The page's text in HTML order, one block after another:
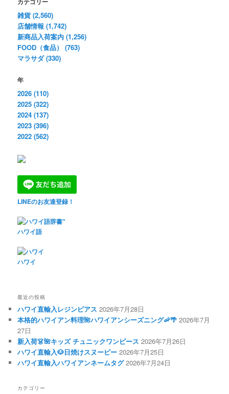
雑貨 (2,560)
店舗情報 (1,742)
新商品入荷案内 (1,256)
FOOD（食品） (763)
マラサダ (330)
年
2026 (110)
2025 (322)
2024 (137)
2023 (396)
2022 (562)
LINEのお友達登録！
ハワイ語
ハワイ
最近の投稿
ハワイ直輸入レジンピアス 2026年7月28日
本格的ハワイアン料理🌺ハワイアンシーズニング🦐🌴 2026年7月
27日
新入荷👗🌺キッズ チュニックワンピース 2026年7月26日
ハワイ直輸入🐶日焼けスヌーピー 2026年7月25日
ハワイ直輸入ハワイアンネームタグ 2026年7月24日
カテゴリー